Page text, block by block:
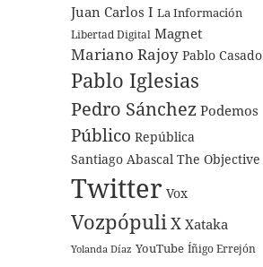
Juan Carlos I La Información
Libertad Digital Magnet
Mariano Rajoy Pablo Casado
Pablo Iglesias
Pedro Sánchez Podemos
Público República
Santiago Abascal The Objective
Twitter Vox
Vozpópuli X Xataka
Yolanda Díaz YouTube Íñigo Errejón